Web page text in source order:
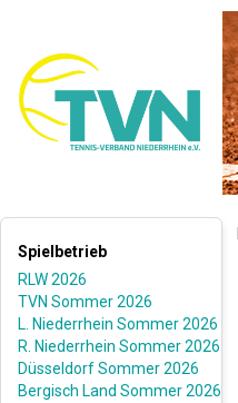
Spielbetrieb
RLW 2026
TVN Sommer 2026
L. Niederrhein Sommer 2026
R. Niederrhein Sommer 2026
Düsseldorf Sommer 2026
Bergisch Land Sommer 2026